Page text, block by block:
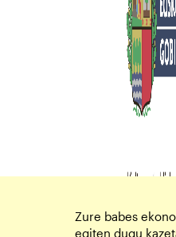
Zure babes
egiten dugu